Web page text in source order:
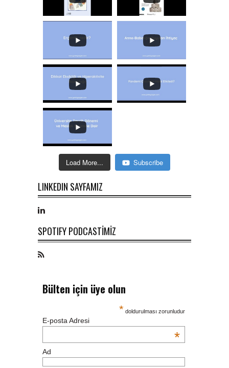
Load More... Subscribe
LINKEDIN SAYFAMIZ
SPOTIFY PODCASTİMİZ
Bülten için üye olun
* doldurulması zorunludur
E-posta Adresi
*
Ad